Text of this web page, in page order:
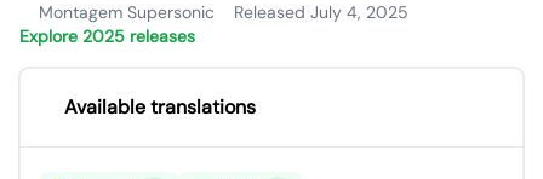
Montagem Supersonic
Released July 4, 2025
Explore 2025 releases
Available translations